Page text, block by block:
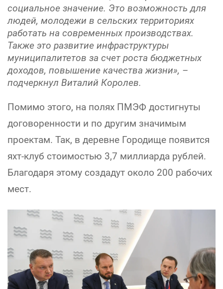
социальное значение. Это возможность для
людей, молодежи в сельских территориях
работать на современных производствах.
Также это развитие инфраструктуры
муниципалитетов за счет роста бюджетных
доходов, повышение качества жизни», –
подчеркнул Виталий Королев.
Помимо этого, на полях ПМЭФ достигнуты
договоренности и по другим значимым
проектам. Так, в деревне Городище появится
яхт-клуб стоимостью 3,7 миллиарда рублей.
Благодаря этому создадут около 200 рабочих
мест.